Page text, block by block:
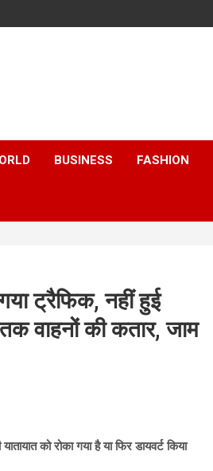
BUSINESS FASHION
ट्रैफिक, नहीं हुई
वाहनों की कतार, जाम
को रोका गया है या फिर डायवर्ट किया